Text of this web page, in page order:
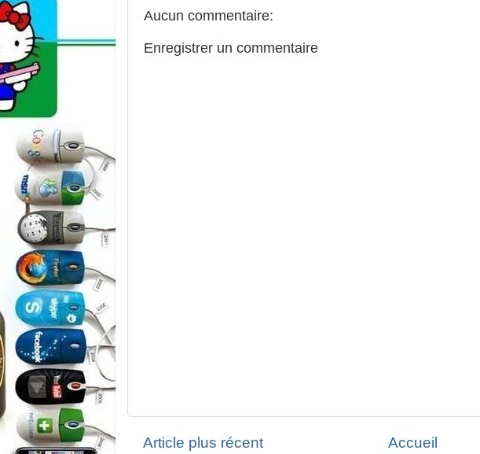
Aucun commentaire:
Enregistrer un commentaire
Article plus récent Accueil